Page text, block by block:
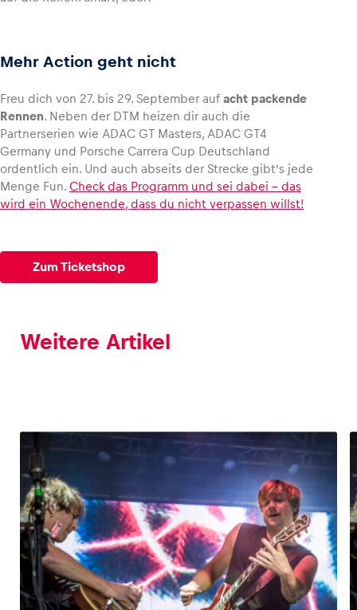
Mehr Action geht nicht
Freu dich von 27. bis 29. September auf acht packende
Rennen. Neben der DTM heizen dir auch die
Partnerserien wie ADAC GT Masters, ADAC GT4
Germany und Porsche Carrera Cup Deutschland
ordentlich ein. Und auch abseits der Strecke gibt’s jede
Menge Fun. Check das Programm und sei dabei – das
wird ein Wochenende, dass du nicht verpassen willst!
Zum Ticketshop
Weitere Artikel